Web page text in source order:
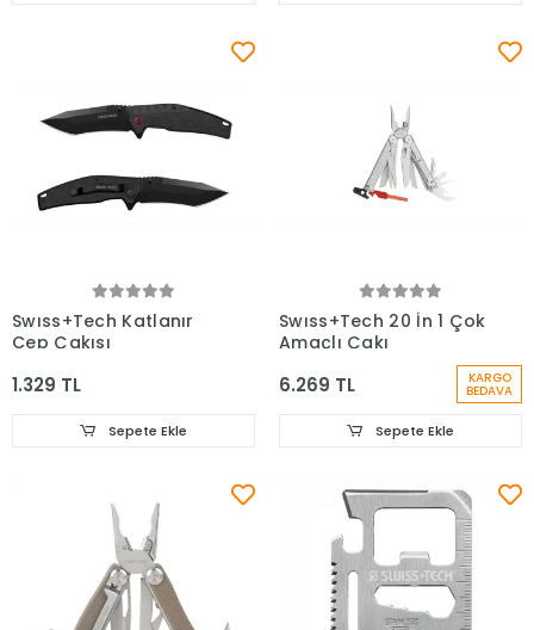
Swıss+Tech Katlanır
Cep Çakısı
1.329 TL
Sepete Ekle
Swıss+Tech 20 İn 1 Çok
Amaçlı Çakı
6.269 TL KARGO
BEDAVA
Sepete Ekle